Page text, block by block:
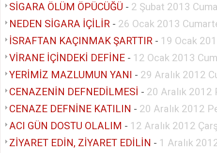
SİGARA ÖLÜM ÖPÜCÜĞÜ - 2 Şubat 2013
NEDEN SİGARA İÇİLİR - 26 Ocak 2013
İSRAFTAN KAÇINMAK ŞARTTIR - 19 Ocak
VİRANE İÇİNDEKİ DEFİNE - 12 Ocak 2013
YERİMİZ MAZLUMUN YANI - 29 Aralık 2012
CENAZENİN DEFNEDİLMESİ - 20 Aralık 2012
CENAZE DEFNİNE KATILIN - 20 Aralık 2012
ACI GÜN DOSTU OLALIM - 12 Aralık 2012
ZİYARET EDİN, ZİYARET EDİLİN - 1 Aralık